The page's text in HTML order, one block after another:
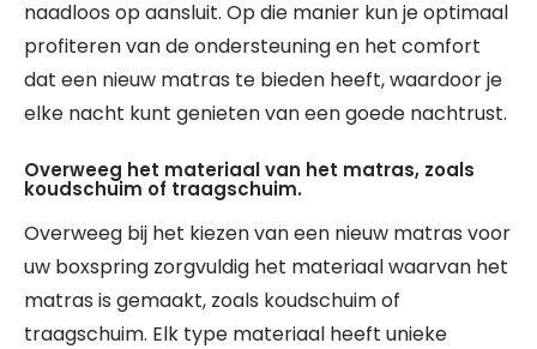
naadloos op aansluit. Op die manier kun je optimaal
profiteren van de ondersteuning en het comfort
dat een nieuw matras te bieden heeft, waardoor je
elke nacht kunt genieten van een goede nachtrust.
Overweeg het materiaal van het matras, zoals
koudschuim of traagschuim.
Overweeg bij het kiezen van een nieuw matras voor
uw boxspring zorgvuldig het materiaal waarvan het
matras is gemaakt, zoals koudschuim of
traagschuim. Elk type materiaal heeft unieke